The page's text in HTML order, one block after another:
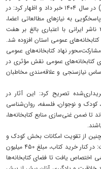
نسخه کتاب در قالب طرح «تاک» (تو انتخاب کن) در سال ۱۴۰۴ خبر داد و اظهار کرد: در
به نیازهای مطالعاتی اعضا،
امسال تعداد ۲ هزار و ۲۷۳ نسخه کتاب از ۳۵۰ ناشر ایرانی با اعتباری بالغ بر هفت
نهاد کتابخانه‌های عمومی
کتابخانه‌های عمومی نقش مؤثری در
اساس نیازسنجی و علاقه‌مندی مخاطبان
تصریح کرد: این آثار در
کودک و نوجوان، فلسفه، روان‌شناسی
تا ضمن غنی‌سازی منابع کتابخانه‌ها،
از تقویت امکانات بخش کودک و
نوجوان کتابخانه‌های عمومی استان خبر داد و گفت: در کنار خرید کتاب، مبلغ ۴۵۰ میلیون
اختصاص یافت تا فضای کتابخانه‌ها